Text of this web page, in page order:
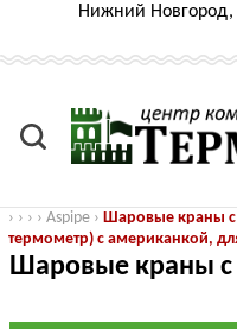
Нижний Новгород,
› › › › Aspipe › Шаровые краны
термометр) с американкой,
Шаровые краны с